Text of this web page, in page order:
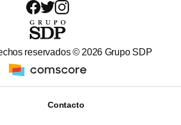
reservados © 2026 Grupo SDP
Contacto